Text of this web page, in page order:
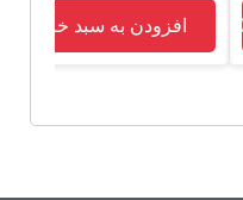
افزودن به سبد خرید